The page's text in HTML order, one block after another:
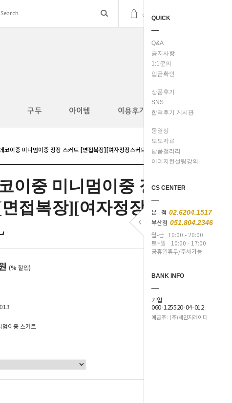
QUICK
Q&A
공지사항
1:1문의
입금확인
상품후기
SNS
합격후기 게시판
동영상
보도자료
납품갤러리
이미지컨설팅강의
CS CENTER
본 점 02.6204.1517
부산점 051.804.2346
월-금 10:00 - 20:00
토~일
10:00 - 17:00
공휴일휴무/주차가능
BANK INFO
기업
060-125520-04-012
예금주 : (주)체인지레이디
cart(0)
구두 아이템 이용후기
코이중 미니멈이중 정장 스커트 [면접복장][여자정장스커트]S,M,L
이중 미니멈이중 정
접복장][여자정장스
(% 할인)
멈이중 스커트